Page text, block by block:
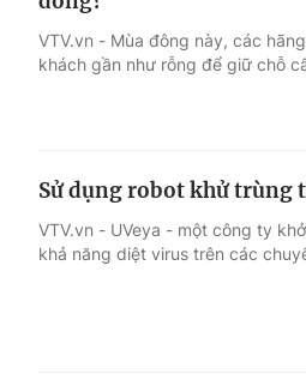
VTV.vn - Mùa đông này, các
khách gần như rỗng để giữ chỗ
Sử dụng robot khử trùng
VTV.vn - UVeya - một công ty
khả năng diệt virus trên các